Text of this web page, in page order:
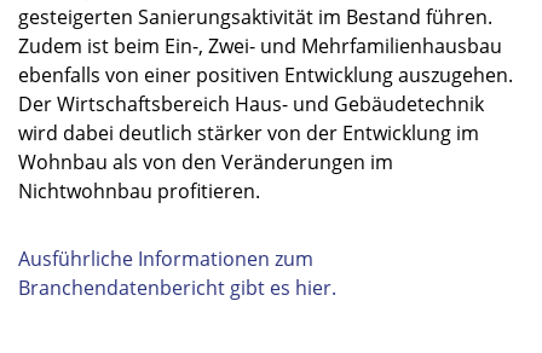
gesteigerten Sanierungsaktivität im Bestand führen.
Zudem ist beim Ein-, Zwei- und Mehrfamilienhausbau
ebenfalls von einer positiven Entwicklung auszugehen.
Der Wirtschaftsbereich Haus- und Gebäudetechnik
wird dabei deutlich stärker von der Entwicklung im
Wohnbau als von den Veränderungen im
Nichtwohnbau profitieren.
Ausführliche Informationen zum
Branchendatenbericht gibt es hier.